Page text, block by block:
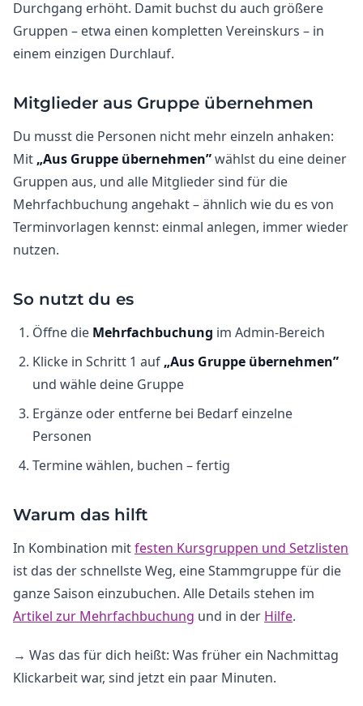
Durchgang erhöht. Damit buchst du auch größere
Gruppen – etwa einen kompletten Vereinskurs – in
einem einzigen Durchlauf.
Mitglieder aus Gruppe übernehmen
Du musst die Personen nicht mehr einzeln anhaken:
Mit „Aus Gruppe übernehmen”wählst du eine deiner
Gruppen aus, und alle Mitglieder sind für die
Mehrfachbuchung angehakt – ähnlich wie du es von
Terminvorlagen kennst: einmal anlegen, immer wieder
nutzen.
So nutzt du es
Öffne die Mehrfachbuchung im Admin-Bereich
Klicke in Schritt 1 auf „Aus Gruppe übernehmen”
und wähle deine Gruppe
Ergänze oder entferne bei Bedarf einzelne
Personen
Termine wählen, buchen – fertig
Warum das hilft
In Kombination mitfesten Kursgruppen und Setzlisten
ist das der schnellste Weg, eine Stammgruppe für die
ganze Saison einzubuchen. Alle Details stehen im
Artikel zur Mehrfachbuchung und in der Hilfe.
→ Was das für dich heißt: Was früher ein Nachmittag
Klickarbeit war, sind jetzt ein paar Minuten.